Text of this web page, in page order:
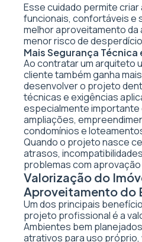
Esse cuidado permite
funcionais, confortáveis e
melhor aproveitamento da
menor risco de
Mais Segurança Técnica
Ao contratar um arquiteto
cliente também ganha
desenvolver o projeto
técnicas e exigências
especialmente importante
ampliações,
condomínios e
Quando o projeto nasce
atrasos,
problemas com
Valorização do
Aproveitamento do
Um dos principais
projeto profissional é a
Ambientes bem
atrativos para uso próprio,